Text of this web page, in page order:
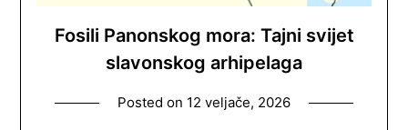
Fosili Panonskog mora: Tajni svijet
slavonskog arhipelaga
Posted on 12 veljače, 2026